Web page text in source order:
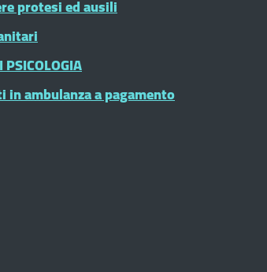
protesi ed ausili
PSICOLOGIA
in ambulanza a pagamento